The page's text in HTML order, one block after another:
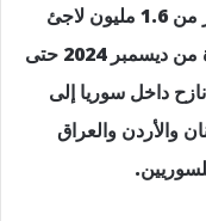
وأشار إلى أن المفوضية أفادت بعودة أكثر من 1.6 مليون لاجئ
سوري من الخارج إلى بلادهم خلال الفترة من ديسمبر 2024 حتى
إلى عودة 1.9 مليون نازح داخل سوريا إلى
والأردن والعراق